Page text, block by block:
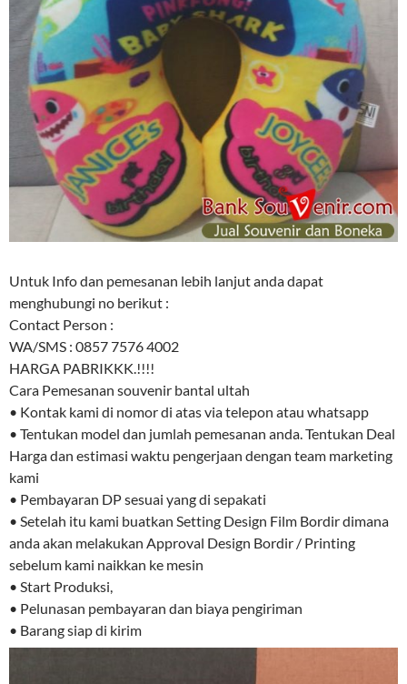
Untuk Info dan pemesanan lebih lanjut anda dapat
menghubungi no berikut :
Contact Person :
WA/SMS : 0857 7576 4002
HARGA PABRIKKK.!!!!
Cara Pemesanan souvenir bantal ultah
• Kontak kami di nomor di atas via telepon atau whatsapp
• Tentukan model dan jumlah pemesanan anda. Tentukan Deal
Harga dan estimasi waktu pengerjaan dengan team marketing
kami
• Pembayaran DP sesuai yang di sepakati
• Setelah itu kami buatkan Setting Design Film Bordir dimana
anda akan melakukan Approval Design Bordir / Printing
sebelum kami naikkan ke mesin
• Start Produksi,
• Pelunasan pembayaran dan biaya pengiriman
• Barang siap di kirim